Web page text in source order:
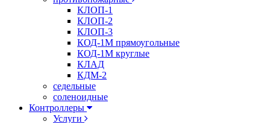
КЛОП-1
КЛОП-2
КЛОП-3
КОД-1М прямоугольные
КОД-1М круглые
КЛАД
КДМ-2
седельные
соленоидные
Контроллеры
Услуги